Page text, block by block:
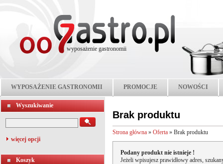
wyposażenie gastronomii
WYPOSAŻENIE GASTRONOMII PROMOCJE NOWOŚCI
Wyszukiwanie
więcej opcji
Koszyk
Brak produktu
Strona główna » Oferta » Brak produktu
Podany produkt nie istnieje !
Jeżeli wpisujesz prawidłowy adres,